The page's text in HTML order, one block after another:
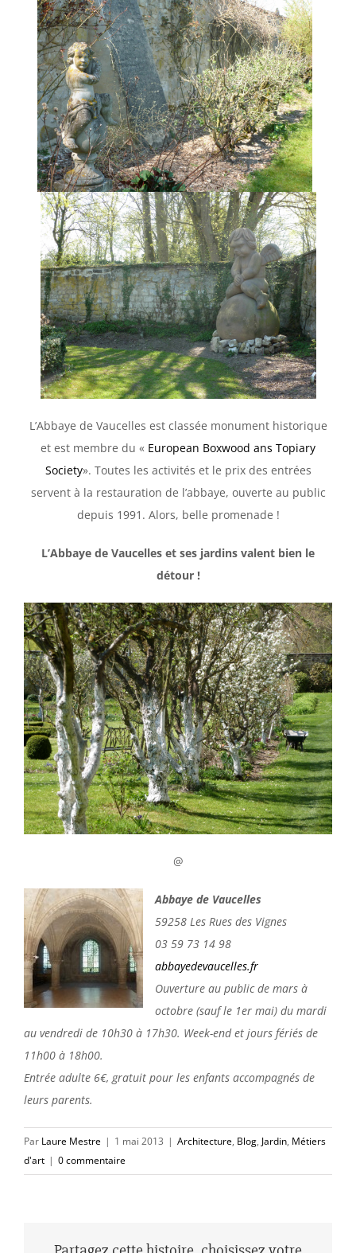
L’Abbaye de Vaucelles est classée monument historique
et est membre du « European Boxwood ans Topiary
Society». Toutes les activités et le prix des entrées
servent à la restauration de l’abbaye, ouverte au public
depuis 1991. Alors, belle promenade !
L’Abbaye de Vaucelles et ses jardins valent bien le
détour !
@
Abbaye de Vaucelles
59258 Les Rues des Vignes
03 59 73 14 98
abbayedevaucelles.fr
Ouverture au public de mars à
octobre (sauf le 1er mai) du mardi
au vendredi de 10h30 à 17h30. Week-end et jours fériés de
11h00 à 18h00.
Entrée adulte 6€, gratuit pour les enfants accompagnés de
leurs parents.
Par Laure Mestre | 1 mai 2013 | Architecture, Blog, Jardin, Métiers
d'art | 0 commentaire